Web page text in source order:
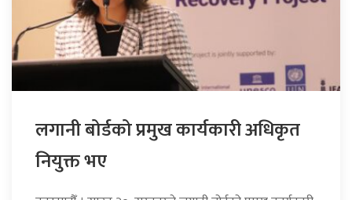
लगानी बोर्डको प्रमुख कार्यकारी अधिकृत
नियुक्त भए